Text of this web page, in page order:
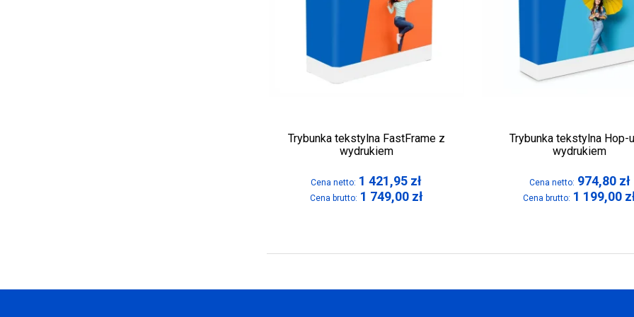
Trybunka tekstylna FastFrame z
wydrukiem
Cena netto: 1 421,95 zł
Cena brutto: 1 749,00 zł
Trybunka tekstylna Hop-
wydrukiem
Cena netto: 974,80 zł
Cena brutto: 1 199,00